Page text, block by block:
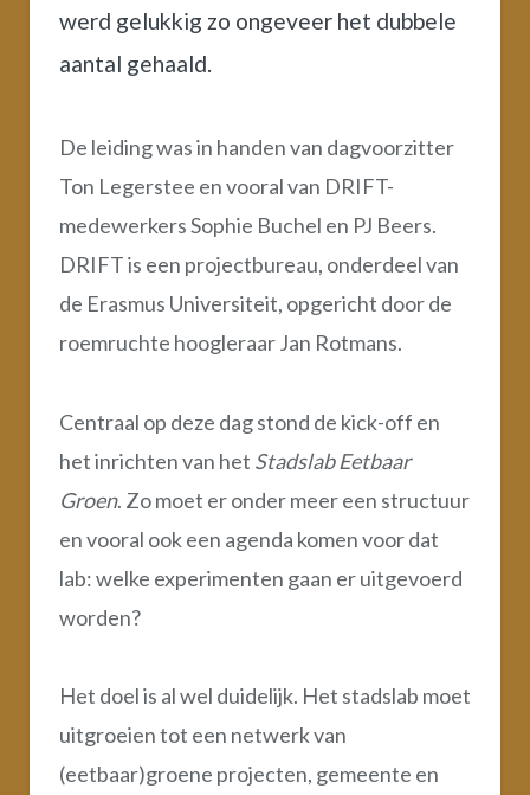
werd gelukkig zo ongeveer het dubbele
aantal gehaald.
De leiding was in handen van dagvoorzitter
Ton Legerstee en vooral van DRIFT-
medewerkers Sophie Buchel en PJ Beers.
DRIFT is een projectbureau, onderdeel van
de Erasmus Universiteit, opgericht door de
roemruchte hoogleraar Jan Rotmans.
Centraal op deze dag stond de kick-off en
het inrichten van het Stadslab Eetbaar
Groen. Zo moet er onder meer een structuur
en vooral ook een agenda komen voor dat
lab: welke experimenten gaan er uitgevoerd
worden?
Het doel is al wel duidelijk. Het stadslab moet
uitgroeien tot een netwerk van
(eetbaar)groene projecten, gemeente en